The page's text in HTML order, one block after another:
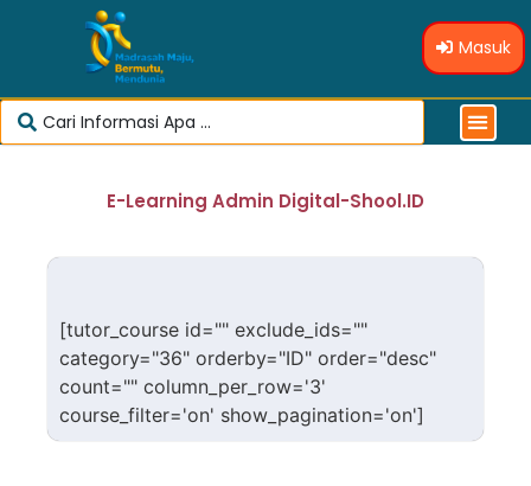
Masuk
E-Learning Admin Digital-Shool.ID
[tutor_course id="" exclude_ids=""
category="36" orderby="ID" order="desc"
count="" column_per_row='3'
course_filter='on' show_pagination='on']